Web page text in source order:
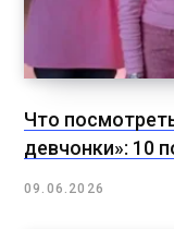
Что
девчонки»: 10
09.06.2026